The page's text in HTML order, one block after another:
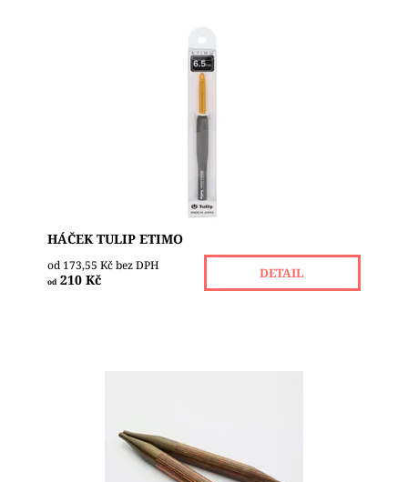
Háčky Tulip Etimo Vám nabízí ideální rovnováhu
mezi stylem a pohodlím. Díky nejpříjemnějším
rukojetím s měkkým úchopem si užijte háčkování s
HÁČEK TULIP ETIMO
od 173,55 Kč bez DPH
od 210 Kč DETAIL
různých délek kabelů bez zauzlování pro každý...
Skladem 3
KNIT PRO